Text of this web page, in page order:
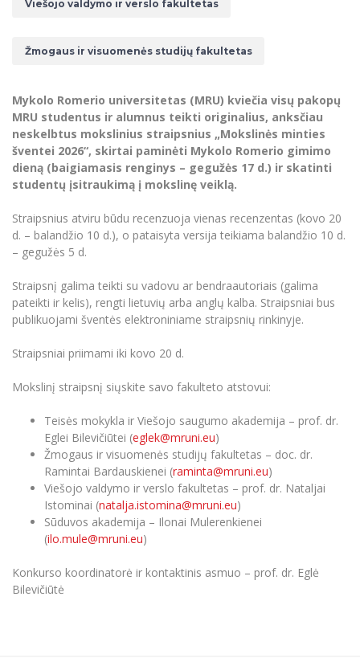
Universiteto teatras
Novikas)
Neformaliuoju ir (ar) savišvietos būdu įgytų
Studijų organizavimas
Erasmus+ mobilumas praktikoms (SMP)
Partnerystės
Azijos centras
Frankofoniškų šalių studijų centras
Žmogaus, aplinkos ir technologijų (HET)
Projektai
Akademinė leidyba
Mokymų LAB
Mokslo naujienos
Akademinė etika
Universiteto simbolika
Atributika
Naujienos
Tarptautiškumas
Studentams
Darbuotojams
Partnerystės
Azijos centras
Vilniaus Karaliaus Sedžiongo institutas
Frankofoniškų šalių studijų centras
Darbuotojams
Partnerystės
Azijos centras
Vilniaus Karaliaus Sedžiongo institutas
Frankofoniškų šalių studijų centras
Privatumo politika
Negalia ir individualieji poreikiai
Viešai skelbiama informacija
Parama Ukrainai
Civilinė sauga
Korupcijos prevencija
Bakalauro studijos
Vadovų MBA
Švietimo ir kultūros vadovų MPA
Teisės LL.M.
Papildomosios studijos
Pedagogų rengimas
Profesinės bakalauro studijos
Personalo valdymo centras
Informacija naujiems darbuotojams
Studijų Moodle (studijų vykdymui)
Darbuotojų Moodle (kompetencijų tobulinimui)
Studijų tvarkaraštis
Darbuotojų elektroninis paštas
Daugiafaktorinė autentifikacija universiteto
darbuotojams (MFA)
Mokslininkų profiliai "CRIS"
Bendruomenės gerovė
Darbuotojų kvalifikacijos kėlimas
MRU norminių teisės aktų duomenų bazė
Intranetas
eDVS
Viešojo valdymo ir verslo fakultetas
Žmogaus ir visuomenės studijų fakultetas
Mykolo Romerio universitetas (MRU) kviečia visų pakopų
MRU studentus ir alumnus teikti originalius, anksčiau
neskelbtus mokslinius straipsnius „Mokslinės minties
šventei 2026“, skirtai paminėti Mykolo Romerio gimimo
dieną (baigiamasis renginys – gegužės 17 d.) ir skatinti
studentų įsitraukimą į mokslinę veiklą.
Straipsnius atviru būdu recenzuoja vienas recenzentas (kovo 20
d. – balandžio 10 d.), o pataisyta versija teikiama balandžio 10 d.
– gegužės 5 d.
Straipsnį galima teikti su vadovu ar bendraautoriais (galima
pateikti ir kelis), rengti lietuvių arba anglų kalba. Straipsniai bus
publikuojami šventės elektroniniame straipsnių rinkinyje.
Straipsniai priimami iki kovo 20 d.
Mokslinį straipsnį siųskite savo fakulteto atstovui:
Teisės mokykla ir Viešojo saugumo akademija – prof. dr.
Eglei Bilevičiūtei (eglek@mruni.eu)
Žmogaus ir visuomenės studijų fakultetas – doc. dr.
Ramintai Bardauskienei (raminta@mruni.eu)
Viešojo valdymo ir verslo fakultetas – prof. dr. Nataljai
Istominai (natalja.istomina@mruni.eu)
Sūduvos akademija – Ilonai Mulerenkienei
(ilo.mule@mruni.eu)
Konkurso koordinatorė ir kontaktinis asmuo – prof. dr. Eglė
Bilevičiūtė